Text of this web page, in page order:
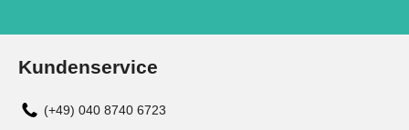
Kundenservice
(+49) 040 8740 6723